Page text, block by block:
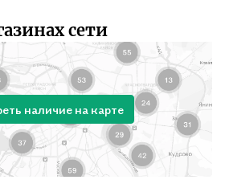
сети
наличие на карте